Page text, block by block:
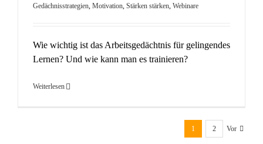
Gedächnisstrategien, Motivation, Stärken stärken, Webinare
Wie wichtig ist das Arbeitsgedächtnis für gelingendes
Lernen? Und wie kann man es trainieren?
Weiterlesen
1 2 Vor